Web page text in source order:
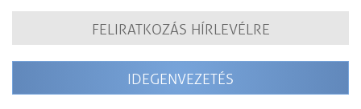
FELIRATKOZÁS HÍRLEVÉLRE
IDEGENVEZETÉS